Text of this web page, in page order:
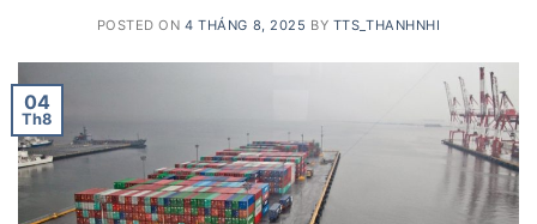
POSTED ON4 THÁNG 8, 2025 BY TTS_THANHNHI
04
Th8